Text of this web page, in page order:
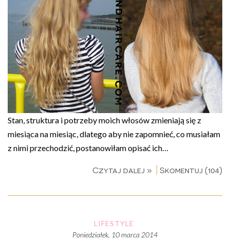
Stan, struktura i potrzeby moich włosów zmieniają się z
miesiąca na miesiąc, dlatego aby nie zapomnieć, co musiałam
z nimi przechodzić, postanowiłam opisać ich…
Czytaj dalej » Skomentuj (104)
LIFESTYLE
poniedziałek, 10 marca 2014